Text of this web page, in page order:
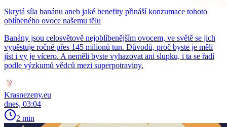
Skrytá síla banánu aneb jaké benefity přináší konzumace tohoto
oblíbeného ovoce našemu tělu
Banány jsou celosvětově nejoblíbenějším ovocem, ve světě se jich
vypěstuje ročně přes 145 milionů tun. Důvodů, proč byste je měli
jíst i vy je vícero. A neměli byste vyhazovat ani slupku, i ta se řadí
podle výzkumů vědců mezi superpotraviny.
Krasnezeny.eu
dnes, 03:04
2 min